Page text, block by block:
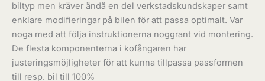
biltyp men kräver ändå en del verkstadskundskaper samt
enklare modifieringar på bilen för att passa optimalt. Var
noga med att följa instruktionerna noggrant vid montering.
De flesta komponenterna i kofångaren har
justeringsmöjligheter för att kunna tillpassa passformen
till resp. bil till 100%